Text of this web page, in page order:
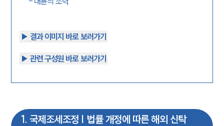
▶︎ 결과 이미지 바로 보러가기
▶︎ 관련 구성원 바로 보러가기
1. 국제조세조정 | 법률 개정에 따른 해외 신탁